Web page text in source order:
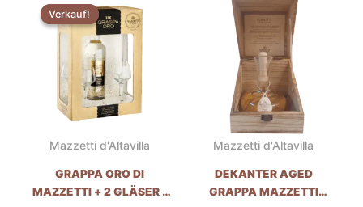
Verkauf!
Mazzetti d'Altavilla
Verkauf!
GRAPPA ORO DI
MAZZETTI + 2 GLÄSER -
ursprüngliche
Preis
war:
€29,90.
aktuelle
Preis
Mazzetti d'Altavilla
DEKANTER AGED
GRAPPA MAZZETTI